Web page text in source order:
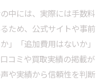
定のポイントとは
を得るためのコツ
で損しない準備方法
ップが狙えるポイント
中には、実際には手数料
ため、公式サイトや事前
」「追加費用はないか」
コミや買取実績の掲載が
や実績から信頼性を判断